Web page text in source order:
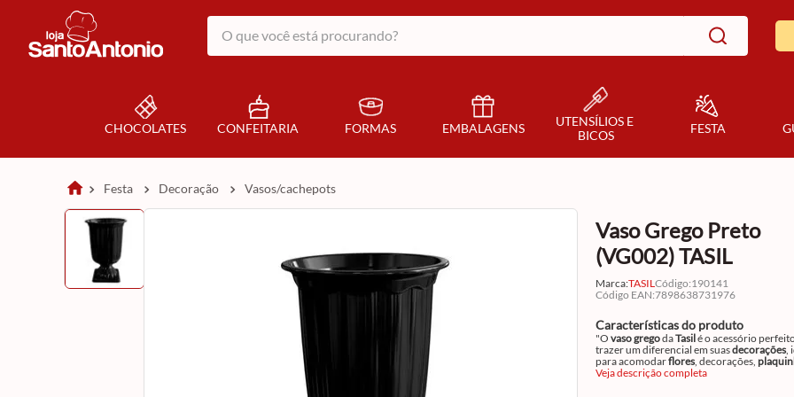
O que você está procurando?
CHOCOLATES CONFEITARIA FORMAS EMBALAGENS
UTENSÍLIOS E
BICOS
FESTA
festa decoração vasos/cachepots
Vaso Grego Preto
(VG002) TASIL
Marca:TASILCódigo:190141
Código EAN:7898638731976
Características do produto
"O vaso gregodaTasilé o acessório
trazer um diferencial em suasdecorações,
para acomodarflores, decorações,
enfeites em geral. O item indispensável para
Veja descrição completa